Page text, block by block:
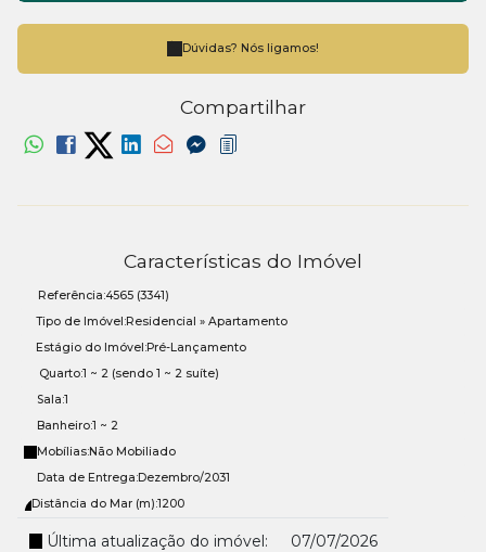
Dúvidas? Nós ligamos!
Compartilhar
Características do Imóvel
Referência:4565 (3341)
Tipo de Imóvel:Residencial » Apartamento
Estágio do Imóvel:Pré-Lançamento
Quarto:1 ~ 2 (sendo 1 ~ 2 suíte)
Sala:1
Banheiro:1 ~ 2
Mobílias:Não Mobiliado
Data de Entrega:Dezembro/2031
Distância do Mar (m):1200
Última atualização do imóvel: 07/07/2026